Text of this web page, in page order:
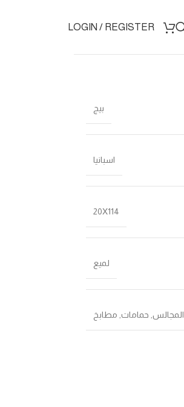
LOGIN / REGISTER
بيج
اسبانيا
20X114
لميع
المجالس حمامات مطابخ